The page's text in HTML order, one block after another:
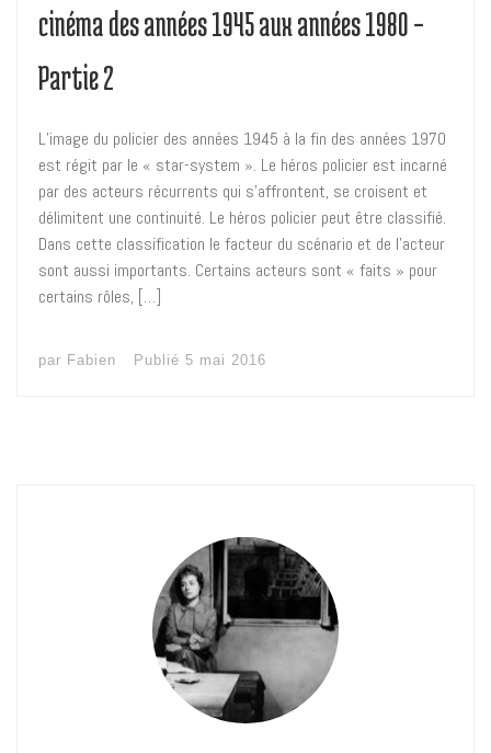
cinéma des années 1945 aux années 1980 –
Partie 2
L’image du policier des années 1945 à la fin des années 1970
est régit par le « star-system ». Le héros policier est incarné
par des acteurs récurrents qui s’affrontent, se croisent et
délimitent une continuité. Le héros policier peut être classifié.
Dans cette classification le facteur du scénario et de l’acteur
sont aussi importants. Certains acteurs sont « faits » pour
certains rôles, […]
par Fabien Publié 5 mai 2016